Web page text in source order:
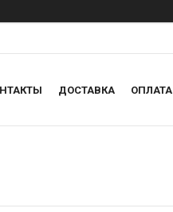
ДОСТАВКА ОПЛАТА